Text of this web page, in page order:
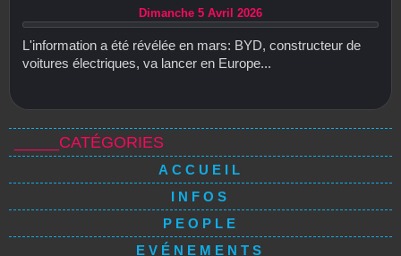
Dimanche 5 Avril 2026
L'information a été révélée en mars: BYD, constructeur de
voitures électriques, va lancer en Europe...
_____CATÉGORIES
ACCUEIL
INFOS
PEOPLE
EVÉNEMENTS